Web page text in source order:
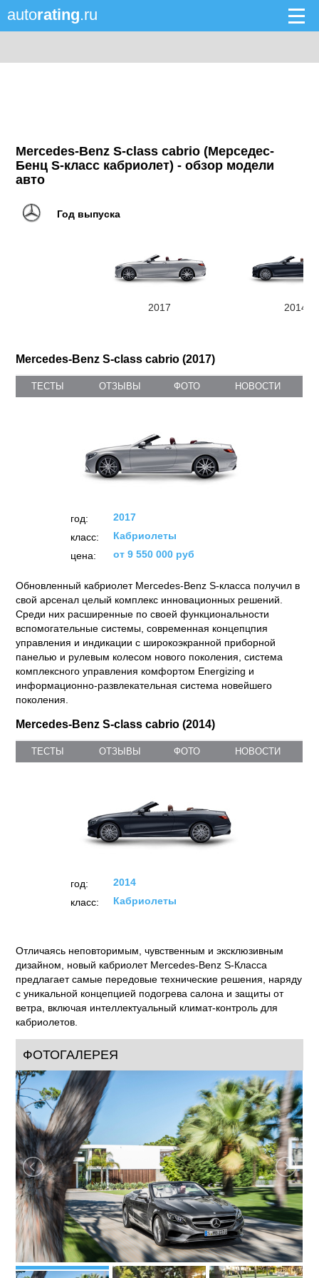
autorating.ru
Mercedes-Benz S-class cabrio (Мерседес-
Бенц S-класс кабриолет) - обзор модели
авто
Год выпуска
2017 2014
Mercedes-Benz S-class cabrio (2017)
ТЕСТЫ ОТЗЫВЫ ФОТО НОВОСТИ
год:
2017
класс:
Кабриолеты
цена:
от 9 550 000 руб
Обновленный кабриолет Mercedes-Benz S-класса получил в
свой арсенал целый комплекс инновационных решений.
Среди них расширенные по своей функциональности
вспомогательные системы, современная концепцпия
управления и индикации с широкоэкранной приборной
панелью и рулевым колесом нового поколения, система
комплексного управления комфортом Energizing и
информационно-развлекательная система новейшего
поколения.
Mercedes-Benz S-class cabrio (2014)
ТЕСТЫ ОТЗЫВЫ ФОТО НОВОСТИ
год:
2014
класс:
Кабриолеты
Отличаясь неповторимым, чувственным и эксклюзивным
дизайном, новый кабриолет Mercedes-Benz S-Класса
предлагает самые передовые технические решения, наряду
с уникальной концепцией подогрева салона и защиты от
ветра, включая интеллектуальный климат-контроль для
кабриолетов.
ФОТОГАЛЕРЕЯ